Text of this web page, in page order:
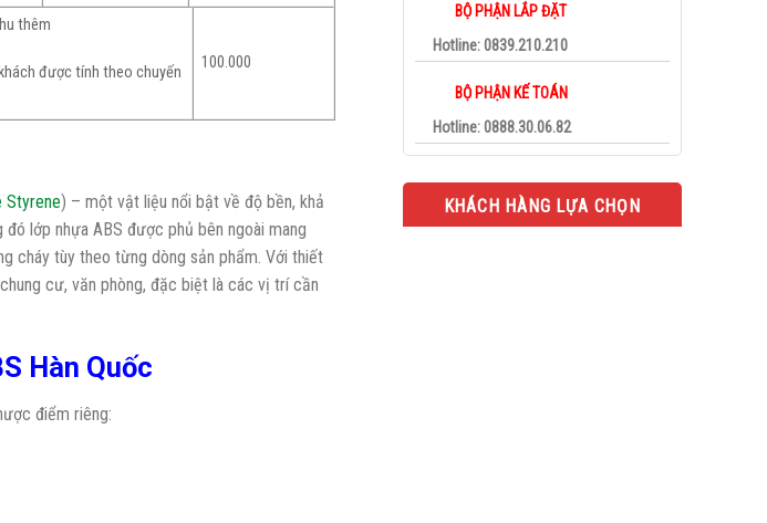
thêm
được tính theo chuyến
100.000
Styrene) – một vật liệu nổi bật về độ bền, khả
lớp nhựa ABS được phủ bên ngoài mang
cháy tùy theo từng dòng sản phẩm. Với thiết
cư, văn phòng, đặc biệt là các vị trí cần
Hàn Quốc
điểm riêng:
BỘ PHẬN LẮP ĐẶT
Hotline: 0839.210.210
BỘ PHẬN KẾ TOÁN
Hotline: 0888.30.06.82
KHÁCH HÀNG LỰA CHỌN